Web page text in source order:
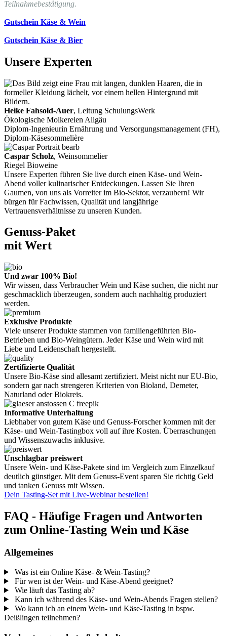
Teilnahmebestätigung.
Gutschein Käse & Wein
Gutschein Käse & Bier
Unsere Experten
Heike Fahsold-Auer, Leitung SchulungsWerk
Ökologische Molkereien Allgäu
Diplom-Ingenieurin Ernährung und Versorgungsmanagement (FH),
Diplom-Käsesommelière
Caspar Scholz, Weinsommelier
Riegel Bioweine
Unsere Experten führen Sie live durch einen Käse- und Wein-
Abend voller kulinarischer Entdeckungen. Lassen Sie Ihren
Gaumen, von uns als Vorreiter im Bio-Sektor, verzaubern! Wir
bürgen für Fachwissen, Qualität und langjährige
Vertrauensverhältnisse zu unseren Kunden.
Genuss-Paket
mit Wert
Und zwar 100% Bio!
Wir wissen, dass Verbraucher Wein und Käse suchen, die nicht nur
geschmacklich überzeugen, sondern auch nachhaltig produziert
werden.
Exklusive Produkte
Viele unserer Produkte stammen von familiengeführten Bio-
Betrieben und Bio-Weingütern. Jeder Käse und Wein wird mit
Liebe und Leidenschaft hergestellt.
Zertifizierte Qualität
Unsere Bio-Käse sind allesamt zertifiziert. Meist nicht nur EU-Bio,
sondern gar nach strengeren Kriterien von Bioland, Demeter,
Naturland oder Biokreis.
Informative Unterhaltung
Liebhaber von gutem Käse und Genuss-Forscher kommen mit der
Käse- und Wein-Tastingbox voll auf ihre Kosten. Überraschungen
und Wissenszuwachs inklusive.
Unschlagbar preiswert
Unsere Wein- und Käse-Pakete sind im Vergleich zum Einzelkauf
deutlich günstiger. Mit dem Genuss-Event sparen Sie richtig Geld
und tanken Genuss mit Wissen.
Dein Tasting-Set mit Live-Webinar bestellen!
FAQ - Häufige Fragen und Antworten
zum Online-Tasting Wein und Käse
Allgemeines
Was ist ein Online Käse- & Wein-Tasting?
Für wen ist der Wein- und Käse-Abend geeignet?
Wie läuft das Tasting ab?
Kann ich während des Käse- und Wein-Abends Fragen stellen?
Wo kann ich an einem Wein- und Käse-Tasting in bspw.
Deißlingen teilnehmen?